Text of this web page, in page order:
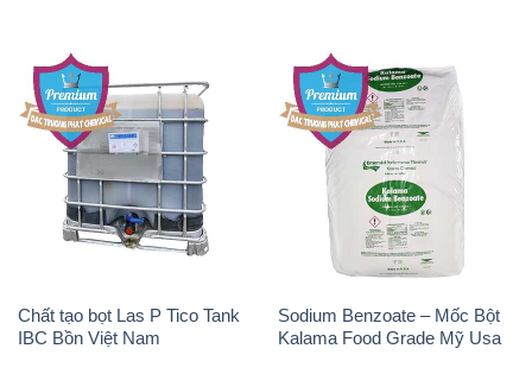
Chất tạo bọt Las P Tico Tank
IBC Bồn Việt Nam
Sodium Benzoate – Mốc Bột
Kalama Food Grade Mỹ Usa